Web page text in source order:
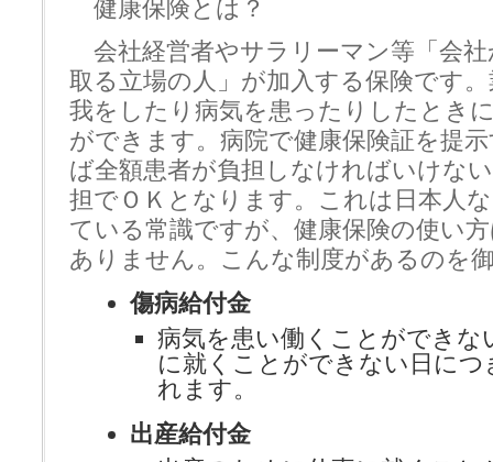
健康保険とは？
会社経営者やサラリーマン等「会
取る立場の人」が加入する保険です
我をしたり病気を患ったりしたとき
ができます。病院で健康保険証を提
ば全額患者が負担しなければいけな
担でＯＫとなります。これは日本人
ている常識ですが、健康保険の使い
ありません。こんな制度があるのを
傷病給付金
病気を患い働くことができな
に就くことができない日につ
れます。
出産給付金